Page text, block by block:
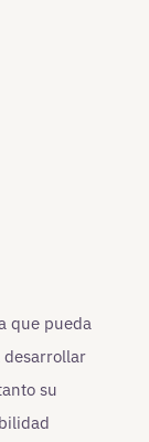
que pueda
desarrollar
su